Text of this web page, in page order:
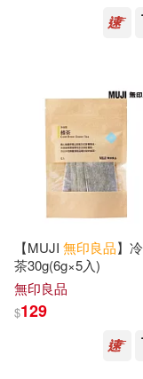
【MUJI 無印良品】
茶30g(6g×5入)
無印良品
$129